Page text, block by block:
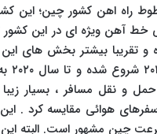
راه اهن کشور چین؛ این
خط آهن ویژه ای در این
و تقریبا بیشتر بخش های
و نقل مسافر ، بسیار
هوائی مقایسه کرد .
چین مشهور است. البته